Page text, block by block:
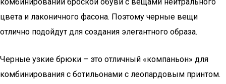
цвета и лаконичного фасона. Поэтому черные вещи
отлично подойдут для создания элегантного образа.
Черные узкие брюки – это отличный «компаньон» для
комбинирования с ботильонами с леопардовым принтом.